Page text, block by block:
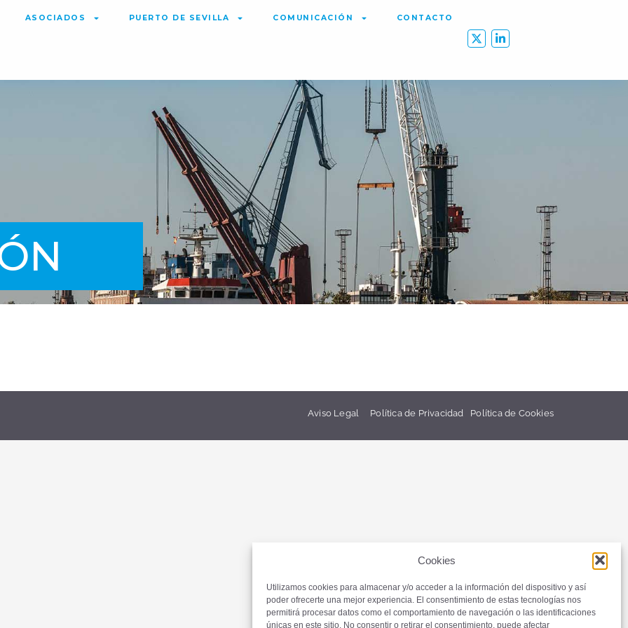
Cookies
Utilizamos cookies para almacenar y/o acceder a la información del dispositivo y así
poder ofrecerte una mejor experiencia. El consentimiento de estas tecnologías nos
permitirá procesar datos como el comportamiento de navegación o las identificaciones
únicas en este sitio. No consentir o retirar el consentimiento, puede afectar
ASOCIADOS PUERTO DE SEVILLA COMUNICACIÓN CONTACTO
Aviso Legal Política de Privacidad Política de Cookies